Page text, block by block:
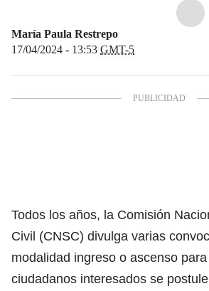
María Paula Restrepo
17/04/2024 - 13:53 GMT-5
Todos los años, la Comisión
Civil (CNSC) divulga varias
modalidad ingreso o ascenso
ciudadanos interesados se